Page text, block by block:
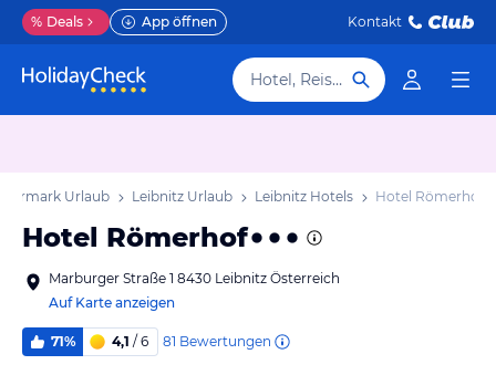
% Deals App öffnen Kontakt
Hotel, Reiseziel
Urlaub Leibnitz Urlaub Leibnitz Hotels Hotel Römerhof
Hotel Römerhof
Marburger Straße 1 8430 Leibnitz Österreich
Auf Karte anzeigen
71% 4,1 / 6 81 Bewertungen